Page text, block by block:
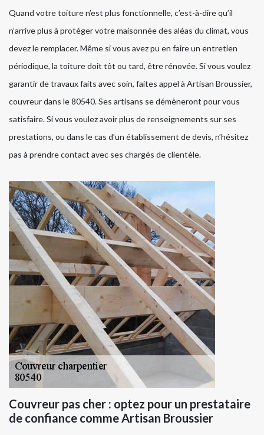
Quand votre toiture n’est plus fonctionnelle, c’est-à-dire qu’il
n’arrive plus à protéger votre maisonnée des aléas du climat, vous
devez le remplacer. Même si vous avez pu en faire un entretien
périodique, la toiture doit tôt ou tard, être rénovée. Si vous voulez
garantir de travaux faits avec soin, faites appel à Artisan Broussier,
couvreur dans le 80540. Ses artisans se démèneront pour vous
satisfaire. Si vous voulez avoir plus de renseignements sur ses
prestations, ou dans le cas d’un établissement de devis, n’hésitez
pas à prendre contact avec ses chargés de clientèle.
Couvreur pas cher : optez pour un prestataire
de confiance comme Artisan Broussier